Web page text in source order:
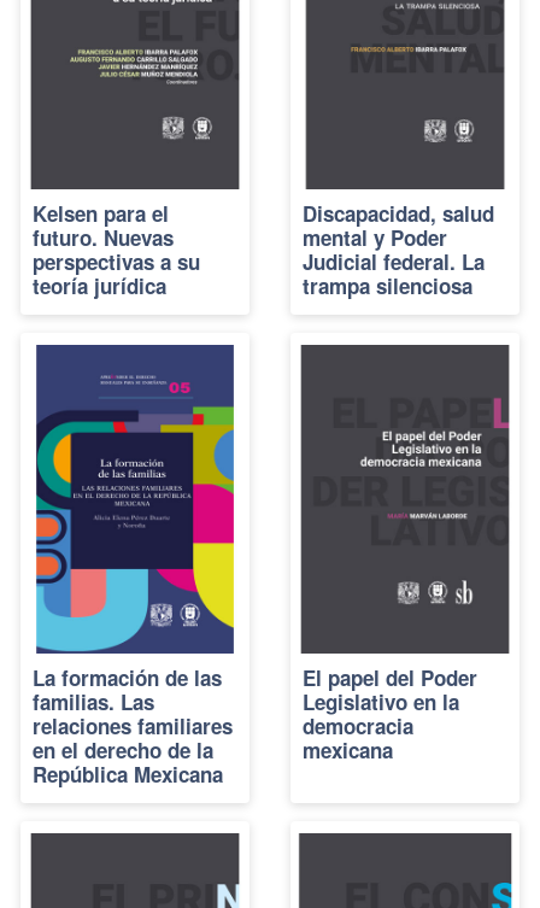
Kelsen para el
futuro. Nuevas
perspectivas a su
teoría jurídica
Discapacidad, salud
mental y Poder
Judicial federal. La
trampa silenciosa
La formación de las
familias. Las
relaciones familiares
en el derecho de la
República Mexicana
El papel del Poder
Legislativo en la
democracia
mexicana